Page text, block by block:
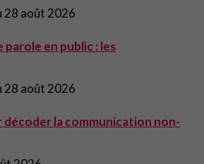
28 août 2026
parole en public : les
28 août 2026
décoder la communication non-